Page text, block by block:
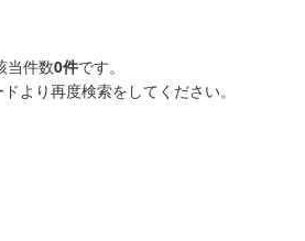
当件数0件です。
より再度検索をしてください。